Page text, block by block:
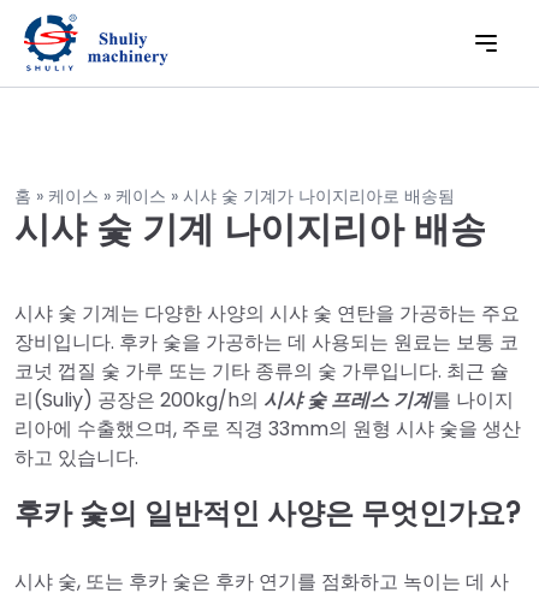
홈 » 케이스 » 케이스 » 시샤 숯 기계가 나이지리아로 배송됨
시샤 숯 기계 나이지리아 배송
시샤 숯 기계는 다양한 사양의 시샤 숯 연탄을 가공하는 주요
장비입니다. 후카 숯을 가공하는 데 사용되는 원료는 보통 코
코넛 껍질 숯 가루 또는 기타 종류의 숯 가루입니다. 최근 슐
리(Suliy) 공장은 200kg/h의 시샤 숯 프레스 기계를 나이지
리아에 수출했으며, 주로 직경 33mm의 원형 시샤 숯을 생산
하고 있습니다.
후카 숯의 일반적인 사양은 무엇인가요?
시샤 숯, 또는 후카 숯은 후카 연기를 점화하고 녹이는 데 사